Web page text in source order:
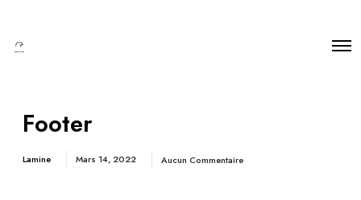
Footer
Lamine Mars 14, 2022 Aucun Commentaire